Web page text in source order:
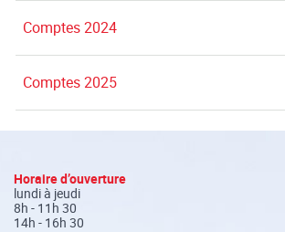
Comptes 2024
Comptes 2025
Fusszeile
Horaire d’ouverture
lundi à jeudi
8h - 11h 30
14h - 16h 30